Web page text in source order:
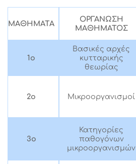
ΜΑΘΗΜΑΤΑ
ΟΡΓΑΝΩΣΗ
ΜΑΘΗΜΑΤΟΣ
1ο
Βασικές αρχές
κυτταρικής
θεωρίας
2ο Μικροοργανισμοί
3ο
Κατηγορίες
παθογόνων
μικροοργανισμών